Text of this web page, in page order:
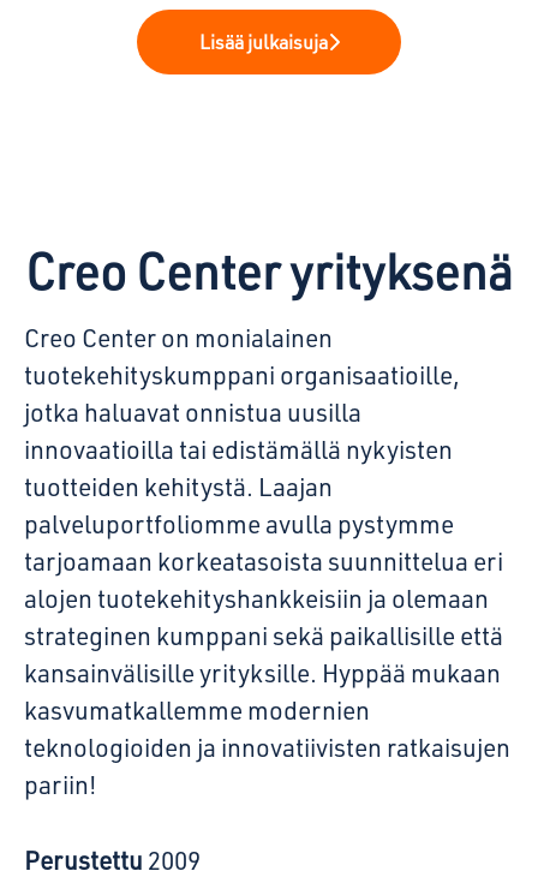
Lisää julkaisuja
Creo Center yrityksenä
Creo Center on monialainen
tuotekehityskumppani organisaatioille,
jotka haluavat onnistua uusilla
innovaatioilla tai edistämällä nykyisten
tuotteiden kehitystä. Laajan
palveluportfoliomme avulla pystymme
tarjoamaan korkeatasoista suunnittelua eri
alojen tuotekehityshankkeisiin ja olemaan
strateginen kumppani sekä paikallisille että
kansainvälisille yrityksille. Hyppää mukaan
kasvumatkallemme modernien
teknologioiden ja innovatiivisten ratkaisujen
pariin!
Perustettu 2009